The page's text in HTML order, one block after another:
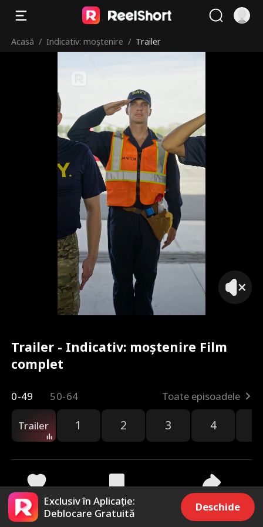
Acasă / Indicativ: moștenire / Trailer
Trailer - Indicativ: moștenire Film
complet
0-49 50-64 Toate episoadele
Trailer 1 2 3 4
189 7.5k Distribuie
Exclusiv în Aplicație:
Deblocare Gratuită
Deschide